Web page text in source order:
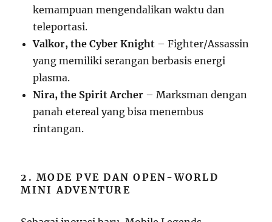
kemampuan mengendalikan waktu dan
teleportasi.
Valkor, the Cyber Knight – Fighter/Assassin
yang memiliki serangan berbasis energi
plasma.
Nira, the Spirit Archer – Marksman dengan
panah etereal yang bisa menembus
rintangan.
2. MODE PVE DAN OPEN-WORLD
MINI ADVENTURE